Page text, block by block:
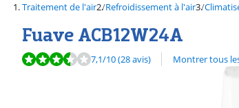
Traitement de l'air Refroidissement à l'air
Fuave ACB12W24A
La note est de 7,1 sur 10, basée sur 28 avis.
7,1/10(28 avis) Montrer tous
Découvrez l'ensemble des